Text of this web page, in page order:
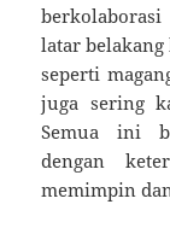
latar belakang
seperti
juga sering
Semua ini
dengan
memimpin